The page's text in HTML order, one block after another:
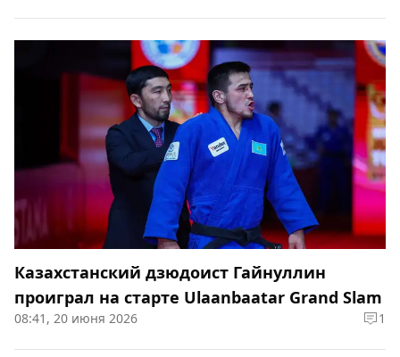
Казахстанский дзюдоист Гайнуллин
проиграл на старте Ulaanbaatar Grand Slam
08:41, 20 июня 2026 1